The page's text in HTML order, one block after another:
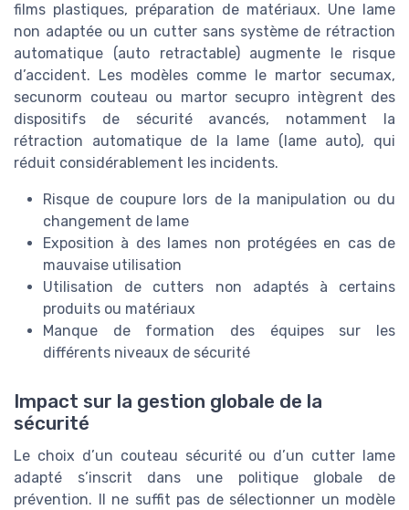
films plastiques, préparation de matériaux. Une lame
non adaptée ou un cutter sans système de rétraction
automatique (auto retractable) augmente le risque
d’accident. Les modèles comme le martor secumax,
secunorm couteau ou martor secupro intègrent des
dispositifs de sécurité avancés, notamment la
rétraction automatique de la lame (lame auto), qui
réduit considérablement les incidents.
Risque de coupure lors de la manipulation ou du
changement de lame
Exposition à des lames non protégées en cas de
mauvaise utilisation
Utilisation de cutters non adaptés à certains
produits ou matériaux
Manque de formation des équipes sur les
différents niveaux de sécurité
Impact sur la gestion globale de la
sécurité
Le choix d’un couteau sécurité ou d’un cutter lame
adapté s’inscrit dans une politique globale de
prévention. Il ne suffit pas de sélectionner un modèle